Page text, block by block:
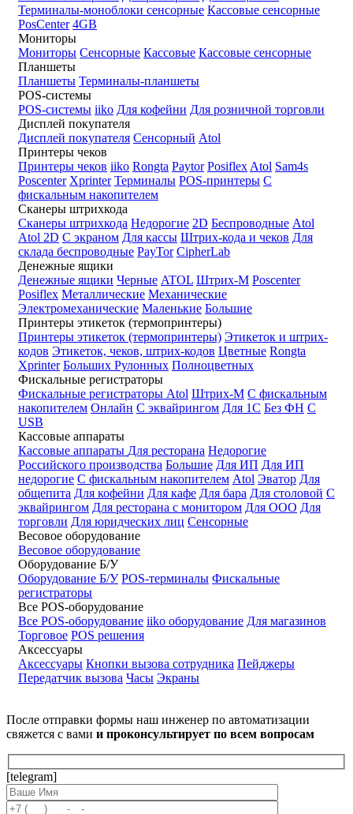
Терминалы-моноблоки сенсорные Кассовые сенсорные
PosCenter 4GB
Мониторы
Мониторы Сенсорные Кассовые Кассовые сенсорные
Планшеты
Планшеты Терминалы-планшеты
POS-системы
POS-системы iiko Для кофейни Для розничной торговли
Дисплей покупателя
Дисплей покупателя Сенсорный Atol
Принтеры чеков
Принтеры чеков iiko Rongta Paytor Posiflex Atol Sam4s
Poscenter Xprinter Терминалы POS-принтеры С
фискальным накопителем
Сканеры штрихкода
Сканеры штрихкода Недорогие 2D Беспроводные Atol
Atol 2D С экраном Для кассы Штрих-кода и чеков Для
склада беспроводные PayTor CipherLab
Денежные ящики
Денежные ящики Черные ATOL Штрих-М Poscenter
Posiflex Металлические Механические
Электромеханические Маленькие Большие
Принтеры этикеток (термопринтеры)
Принтеры этикеток (термопринтеры) Этикеток и штрих-
кодов Этикеток, чеков, штрих-кодов Цветные Rongta
Xprinter Больших Рулонных Полноцветных
Фискальные регистраторы
Фискальные регистраторы Atol Штрих-М С фискальным
накопителем Онлайн С эквайрингом Для 1С Без ФН С
USB
Кассовые аппараты
Кассовые аппараты Для ресторана Недорогие
Российского производства Большие Для ИП Для ИП
недорогие С фискальным накопителем Atol Эватор Для
общепита Для кофейни Для кафе Для бара Для столовой С
эквайрингом Для ресторана с монитором Для ООО Для
торговли Для юридческих лиц Сенсорные
Весовое оборудование
Весовое оборудование
Оборудование Б/У
Оборудование Б/У POS-терминалы Фискальные
регистраторы
Все POS-оборудование
Все POS-оборудование iiko оборудование Для магазинов
Торговое POS решения
Аксессуары
Аксессуары Кнопки вызова сотрудника Пейджеры
Передатчик вызова Часы Экраны
После отправки формы наш инженер по автоматизации
свяжется с вами и проконсультирует по всем вопросам
[telegram]